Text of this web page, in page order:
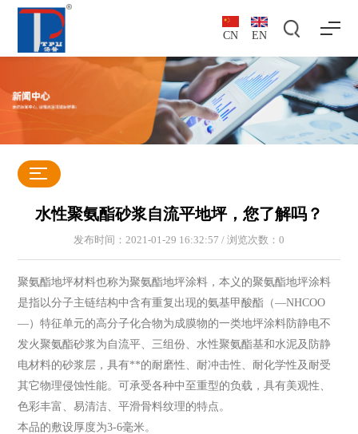
CN EN
水性聚氨酯砂浆自流平地坪，您了解吗？
发布时间：2021-01-29 16:32:57 / 浏览次数： 0
聚氨酯地坪材料也称为聚氨酯地坪涂料，本义的聚氨酯地坪涂料
是指以分子主链结构中含有重复出现的氨基甲酸酯（—NHCOO
—）特征单元的高分子化合物为成膜物的一类地坪涂料防静电不
发火聚氨酯砂浆为自流平、三组份、水性聚氨酯基和水泥及防静
电材料的砂浆层，具有**的耐磨性、耐冲击性、耐化学性及耐受
其它物理侵蚀性能。可承受各种中至重型的负载，具有美观性、
色彩丰富、易清洁、平滑骨料纹理的特点。
本品的敷设厚度为3-6毫米。